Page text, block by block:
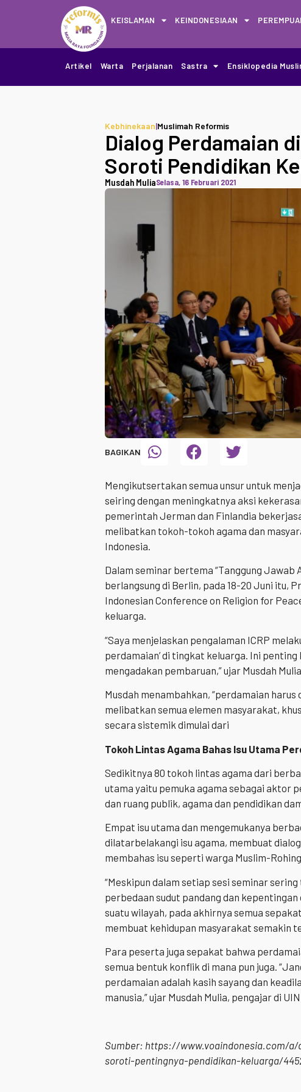
KEISLAMAN KEINDONESIAAN
Artikel Warta Perjalanan Sastra Ensiklopedia
Kebhinekaan|Muslimah Reformis
Dialog Perdamaian
Soroti Pendidikan
Musdah MuliaSelasa, 16 Februari 2021
BAGIKAN
Mengikutsertakan semua unsur untuk
seiring dengan meningkatnya aksi
pemerintah Jerman dan Finlandia
melibatkan tokoh-tokoh agama dan
Indonesia.
Dalam seminar bertema “Tanggung Jawab
berlangsung di Berlin, pada 18-20 Juni itu,
Indonesian Conference on Religion for
keluarga.
“Saya menjelaskan pengalaman ICRP
perdamaian’ di tingkat keluarga. Ini
mengadakan pembaruan,” ujar Musdah
Musdah menambahkan, “perdamaian
melibatkan semua elemen masyarakat,
secara sistemik dimulai dari
Tokoh Lintas Agama Bahas Isu Utama
Sedikitnya 80 tokoh lintas agama dari
utama yaitu pemuka agama sebagai aktor
dan ruang publik, agama dan pendidikan
Empat isu utama dan mengemukanya
dilatarbelakangi isu agama, membuat
membahas isu seperti warga Muslim-
“Meskipun dalam setiap sesi seminar
perbedaan sudut pandang dan
suatu wilayah, pada akhirnya semua
membuat kehidupan masyarakat semakin
Para peserta juga sepakat bahwa
semua bentuk konflik di mana pun juga.
perdamaian adalah kasih sayang dan
manusia,” ujar Musdah Mulia, pengajar di
Sumber: https://www.voaindonesia.com/
soroti-pentingnya-pendidikan-keluarga/